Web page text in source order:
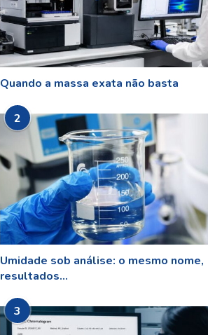
Quando a massa exata não basta
2
Umidade sob análise: o mesmo nome,
resultados...
3